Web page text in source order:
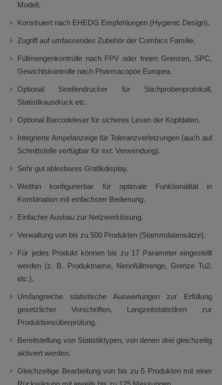
Modell.
Konstruiert nach EHEDG Empfehlungen (Hygienic Design).
Zugriff auf umfassendes Zubehör der Combics Familie.
Füllmengenkontrolle nach FPV oder freien Grenzen, SPC,
Gewichtskontrolle nach Pharmacopöe Europea.
Optional Streifendrucker für Stichprobenprotokoll,
Statistikausdruck etc.
Optional Barcodeleser für sicheres Lesen der Kopfdaten.
Integrierte Ampelanzeige für Toleranzverletzungen (auch auf
Schnittstelle verfügbar für ext. Verwendung).
Sehr gut ablesbares Grafikdisplay.
Weithin konfigurierbar für optimale Funktionalität in
Kombination mit einfachster Bedienung.
Einfacher Ausbau zur Netzwerklösung.
Verwaltung von bis zu 500 Produkten (Stammdatensätze).
Für jedes Produkt können bis zu 17 Parameter eingestellt
werden (z. B. Produktname, Nennfüllmenge, Grenze Tu2,
etc.).
Umfangreiche statistische Auswertungen zur Erfüllung
gesetzlicher Vorschriften, Langzeitstatistiken zur
Produktionsüberprüfung.
Bereitstellung von Statistiktypen, von denen drei gleichzeitig
aktiviert werden.
Gleichzeitige Bearbeitung von bis zu 5 Produkten mit einer